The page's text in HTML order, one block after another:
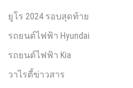
ยูโร 2024 รอบสุดท้าย
รถยนต์ไฟฟ้า Hyundai
รถยนต์ไฟฟ้า Kia
วาไรตี้ข่าวสาร